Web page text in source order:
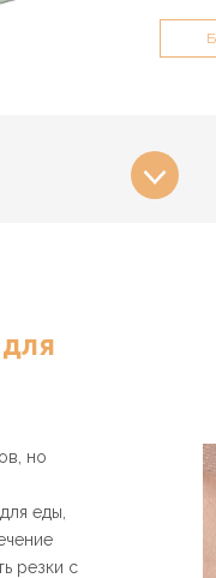
для
отдых
но
еды,
резки с